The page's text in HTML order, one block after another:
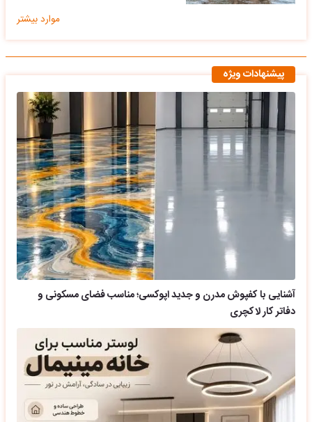
موارد بیشتر
پیشنهادات ویژه
آشنایی با کفپوش مدرن و جدید اپوکسی؛ مناسب فضای مسکونی و
دفاتر کار لاکچری